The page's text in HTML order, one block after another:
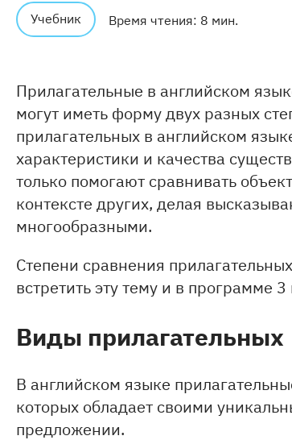
Учебник Время чтения: 8 мин.
Прилагательные в английском
могут иметь форму двух разных
прилагательных в английском
характеристики и качества
только помогают сравнивать
контексте других, делая
многообразными.
Степени сравнения
встретить эту тему и в программе 3
Виды прилагательных
В английском языке
которых обладает своими
предложении.